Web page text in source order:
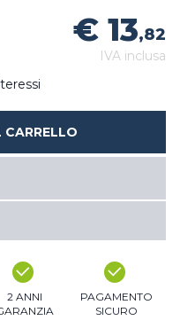
€ 13,82
IVA inclusa
CARRELLO
2 ANNI
PAGAMENTO
SICURO